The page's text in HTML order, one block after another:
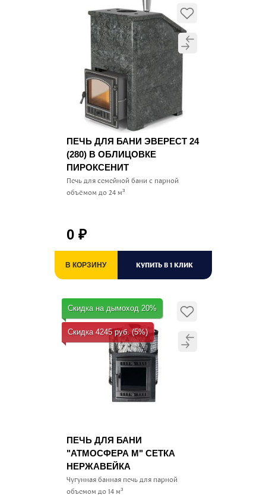
ПЕЧЬ ДЛЯ БАНИ ЭВЕРЕСТ 24
(280) В ОБЛИЦОВКЕ
ПИРОКСЕНИТ
Печь для семейной бани c парной
объёмом до 24 м³
0 ₽
В КОРЗИНУ КУПИТЬ В 1 КЛИК
Скидка на дымоход 20%
Скидка 4245 руб. (5%)
ПЕЧЬ ДЛЯ БАНИ
"АТМОСФЕРА M" СЕТКА
НЕРЖАВЕЙКА
Чугунная банная печь для парной
объемом до 14 м³